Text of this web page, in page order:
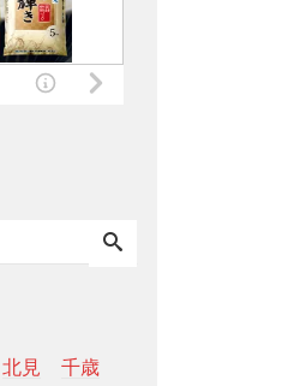
北見
千歳